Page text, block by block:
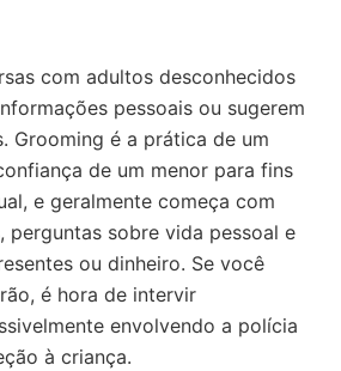
com adultos desconhecidos
pessoais ou sugerem
Grooming é a prática de um
de um menor para fins
e geralmente começa com
perguntas sobre vida pessoal e
ou dinheiro. Se você
é hora de intervir
envolvendo a polícia
à criança.